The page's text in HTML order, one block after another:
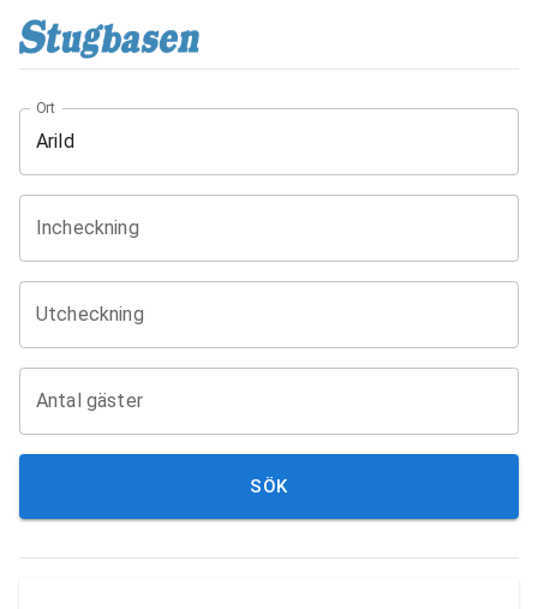
Ort
Incheckning
Utcheckning
Antal gäster
SÖK